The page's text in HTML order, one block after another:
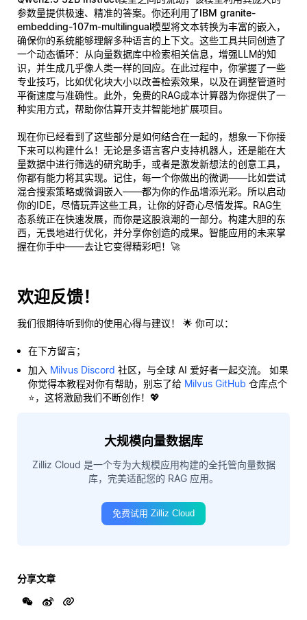
参数量提供极速、精准的答案。你还利用了IBM granite-
embedding-107m-multilingual模型将文本转换为丰富的嵌入，
确保你的系统能够理解多种语言的上下文。这些工具共同创造了
一个动态循环：从向量数据库中检索相关信息，增强LLM的知
识，并生成几乎像人类一样的回应。在此过程中，你掌握了一些
专业技巧，比如优化块大小以改善检索效果，以及在调整管道时
平衡速度与准确性。此外，免费的RAG成本计算器为你提供了一
种实用方式，帮助你估算开支并智能地扩展项目。
现在你已经看到了这些部分是如何结合在一起的，想象一下你接
下来可以构建什么！无论是多语言客户支持机器人，还是能在大
量数据中进行筛选的研究助手，或者是激发新想法的创意工具，
你都有能力将其实现。记住，每一个你做出的微调——比如尝试
混合搜索策略或微调嵌入——都为你的作品增添光彩。所以启动
你的IDE，尽情玩弄这些工具，让你的好奇心尽情发挥。RAG生
态系统正在快速发展，而你是这股浪潮的一部分。构建大胆的东
西，无畏地进行优化，并分享你创造的成果。智能应用的未来掌
握在你手中——去让它变得精彩吧！🚀
欢迎反馈！
我们很期待听到你的使用心得与建议！ 🌟 你可以：
在下方留言；
加入 Milvus Discord 社区，与全球 AI 爱好者一起交流。 如果
你觉得本教程对你有帮助，别忘了给 Milvus GitHub 仓库点个
⭐，这将激励我们不断创作！💖
大规模向量数据库
Zilliz Cloud 是一个专为大规模应用构建的全托管向量数据
库，完美适配您的 RAG 应用。
免费试用 Zilliz Cloud
分享文章